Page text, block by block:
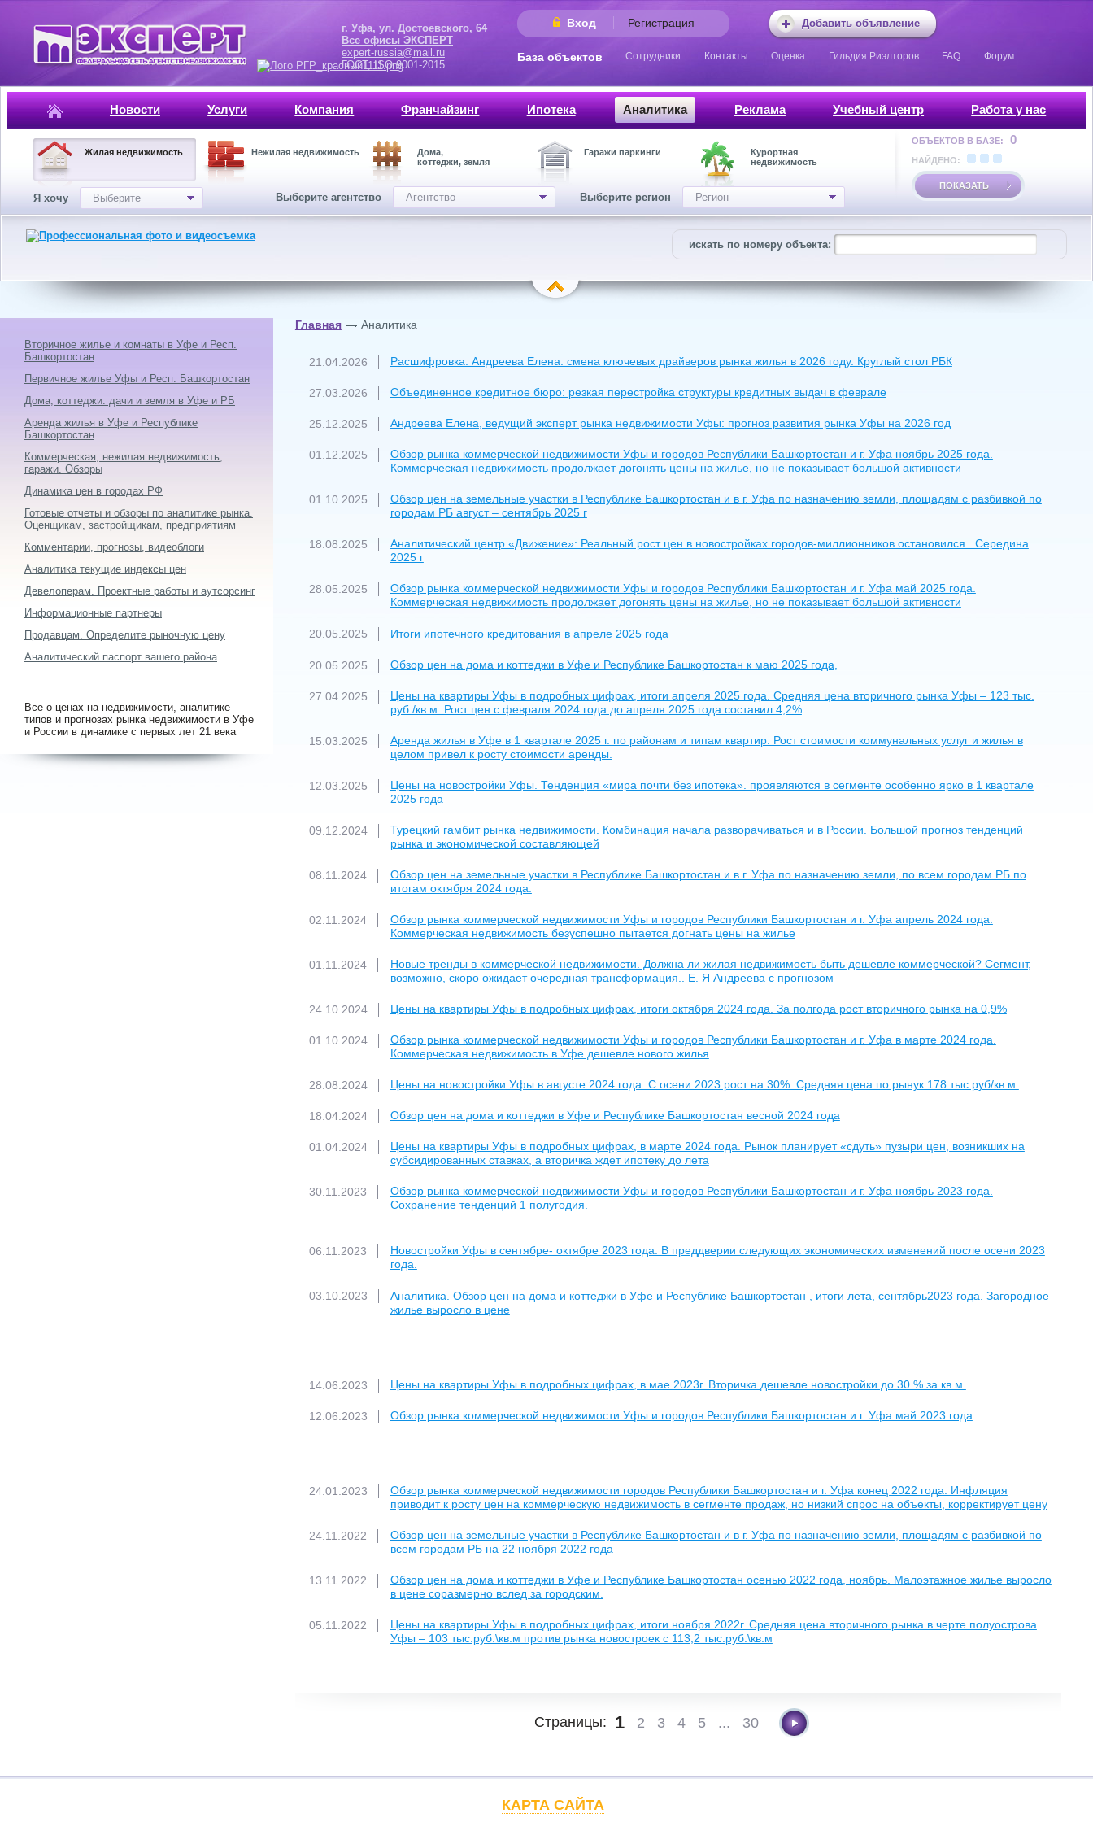
Добавить объявление
Вход Регистрация
г. Уфа, ул. Достоевского, 64
Все офисы ЭКСПЕРТ
expert-russia@mail.ru
ГОСТ, ISO 9001-2015
База объектов Сотрудники Контакты Оценка Гильдия Риэлторов FAQ Форум
Новости Услуги Компания Франчайзинг Ипотека Аналитика Реклама Учебный центр Работа у нас
Жилая недвижимость Нежилая недвижимость
Дома,
коттеджи, земля
Гаражи паркинги
Курортная
недвижимость
Я хочу Выберите Выберите агентство Агентство Выберите регион Регион
ОБЪЕКТОВ В БАЗЕ: 0
НАЙДЕНО:
ПОКАЗАТЬ
искать по номеру объекта:
Главная Аналитика
21.04.2026 Расшифровка. Андреева Елена: смена ключевых драйверов рынка жилья в 2026 году. Круглый стол РБК
27.03.2026 Объединенное кредитное бюро: резкая перестройка структуры кредитных выдач в феврале
25.12.2025 Андреева Елена, ведущий эксперт рынка недвижимости Уфы: прогноз развития рынка Уфы на 2026 год
01.12.2025
Обзор рынка коммерческой недвижимости Уфы и городов Республики Башкортостан и г. Уфа ноябрь 2025 года.
Коммерческая недвижимость продолжает догонять цены на жилье, но не показывает большой активности
01.10.2025
Обзор цен на земельные участки в Республике Башкортостан и в г. Уфа по назначению земли, площадям с разбивкой по
городам РБ август – сентябрь 2025 г
18.08.2025
Аналитический центр «Движение»: Реальный рост цен в новостройках городов-миллионников остановился . Середина
2025 г
28.05.2025
Обзор рынка коммерческой недвижимости Уфы и городов Республики Башкортостан и г. Уфа май 2025 года.
Коммерческая недвижимость продолжает догонять цены на жилье, но не показывает большой активности
20.05.2025 Итоги ипотечного кредитования в апреле 2025 года
20.05.2025 Обзор цен на дома и коттеджи в Уфе и Республике Башкортостан к маю 2025 года,
27.04.2025
Цены на квартиры Уфы в подробных цифрах, итоги апреля 2025 года. Средняя цена вторичного рынка Уфы – 123 тыс.
руб./кв.м. Рост цен с февраля 2024 года до апреля 2025 года составил 4,2%
15.03.2025
Аренда жилья в Уфе в 1 квартале 2025 г. по районам и типам квартир. Рост стоимости коммунальных услуг и жилья в
целом привел к росту стоимости аренды.
12.03.2025
Цены на новостройки Уфы. Тенденция «мира почти без ипотека». проявляются в сегменте особенно ярко в 1 квартале
2025 года
09.12.2024
Турецкий гамбит рынка недвижимости. Комбинация начала разворачиваться и в России. Большой прогноз тенденций
рынка и экономической составляющей
08.11.2024
Обзор цен на земельные участки в Республике Башкортостан и в г. Уфа по назначению земли, по всем городам РБ по
итогам октября 2024 года.
02.11.2024
Обзор рынка коммерческой недвижимости Уфы и городов Республики Башкортостан и г. Уфа апрель 2024 года.
Коммерческая недвижимость безуспешно пытается догнать цены на жилье
01.11.2024
Новые тренды в коммерческой недвижимости. Должна ли жилая недвижимость быть дешевле коммерческой? Сегмент,
возможно, скоро ожидает очередная трансформация.. Е. Я Андреева с прогнозом
24.10.2024 Цены на квартиры Уфы в подробных цифрах, итоги октября 2024 года. За полгода рост вторичного рынка на 0,9%
01.10.2024
Обзор рынка коммерческой недвижимости Уфы и городов Республики Башкортостан и г. Уфа в марте 2024 года.
Коммерческая недвижимость в Уфе дешевле нового жилья
28.08.2024 Цены на новостройки Уфы в августе 2024 года. С осени 2023 рост на 30%. Средняя цена по рынук 178 тыс руб/кв.м.
18.04.2024 Обзор цен на дома и коттеджи в Уфе и Республике Башкортостан весной 2024 года
01.04.2024
Цены на квартиры Уфы в подробных цифрах, в марте 2024 года. Рынок планирует «сдуть» пузыри цен, возникших на
субсидированных ставках, а вторичка ждет ипотеку до лета
30.11.2023
Обзор рынка коммерческой недвижимости Уфы и городов Республики Башкортостан и г. Уфа ноябрь 2023 года.
Сохранение тенденций 1 полугодия.
06.11.2023
Новостройки Уфы в сентябре- октябре 2023 года. В преддверии следующих экономических изменений после осени 2023
года.
03.10.2023
Аналитика. Обзор цен на дома и коттеджи в Уфе и Республике Башкортостан , итоги лета, сентябрь2023 года. Загородное
жилье выросло в цене
14.06.2023 Цены на квартиры Уфы в подробных цифрах, в мае 2023г. Вторичка дешевле новостройки до 30 % за кв.м.
12.06.2023 Обзор рынка коммерческой недвижимости Уфы и городов Республики Башкортостан и г. Уфа май 2023 года
24.01.2023
Обзор рынка коммерческой недвижимости городов Республики Башкортостан и г. Уфа конец 2022 года. Инфляция
приводит к росту цен на коммерческую недвижимость в сегменте продаж, но низкий спрос на объекты, корректирует цену
24.11.2022
Обзор цен на земельные участки в Республике Башкортостан и в г. Уфа по назначению земли, площадям с разбивкой по
всем городам РБ на 22 ноября 2022 года
13.11.2022
Обзор цен на дома и коттеджи в Уфе и Республике Башкортостан осенью 2022 года, ноябрь. Малоэтажное жилье выросло
в цене соразмерно вслед за городским.
05.11.2022
Цены на квартиры Уфы в подробных цифрах, итоги ноября 2022г. Средняя цена вторичного рынка в черте полуострова
Уфы – 103 тыс.руб.\кв.м против рынка новостроек с 113,2 тыс.руб.\кв.м
Страницы: 1 2 3 4 5 ... 30
Вторичное жилье и комнаты в Уфе и Респ.
Башкортостан
Первичное жилье Уфы и Респ. Башкортостан
Дома, коттеджи. дачи и земля в Уфе и РБ
Аренда жилья в Уфе и Республике
Башкортостан
Коммерческая, нежилая недвижимость,
гаражи. Обзоры
Динамика цен в городах РФ
Готовые отчеты и обзоры по аналитике рынка.
Оценщикам, застройщикам, предприятиям
Комментарии, прогнозы, видеоблоги
Аналитика текущие индексы цен
Девелоперам. Проектные работы и аутсорсинг
Информационные партнеры
Продавцам. Определите рыночную цену
Аналитический паспорт вашего района
Все о ценах на недвижимости, аналитике
типов и прогнозах рынка недвижимости в Уфе
и России в динамике с первых лет 21 века
КАРТА САЙТА